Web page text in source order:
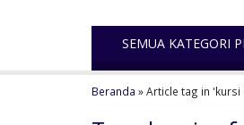
SEMUA KATEGORI
Beranda »Article tag in 'kursi